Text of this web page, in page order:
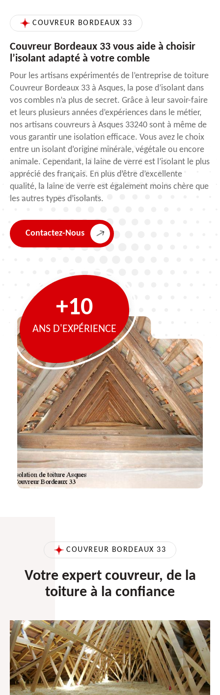
COUVREUR BORDEAUX 33
Couvreur Bordeaux 33 vous aide à choisir
l’isolant adapté à votre comble
Pour les artisans expérimentés de l’entreprise de toiture
Couvreur Bordeaux 33 à Asques, la pose d’isolant dans
vos combles n’a plus de secret. Grâce à leur savoir-faire
et leurs plusieurs années d’expériences dans le métier,
nos artisans couvreurs à Asques 33240 sont à même de
vous garantir une isolation efficace. Vous avez le choix
entre un isolant d’origine minérale, végétale ou encore
animale. Cependant, la laine de verre est l’isolant le plus
apprécié des français. En plus d’être d’excellente
qualité, la laine de verre est également moins chère que
les autres types d’isolants.
Contactez-Nous
+10
ANS D'EXPÉRIENCE
COUVREUR BORDEAUX 33
Votre expert couvreur, de la
toiture à la confiance